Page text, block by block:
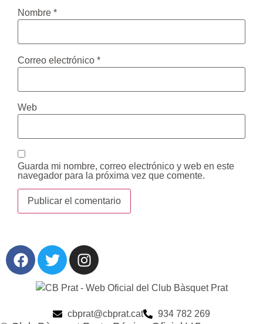
Nombre *
Correo electrónico *
Web
Guarda mi nombre, correo electrónico y web en este
navegador para la próxima vez que comente.
cbprat@cbprat.cat 934 782 269